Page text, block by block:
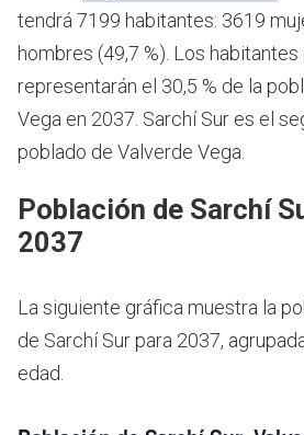
tendrá 7199 habitantes: 3619
hombres (49,7 %). Los habitantes
representarán el 30,5 % de la
Vega en 2037. Sarchí Sur es el
poblado de Valverde Vega.
Población de Sarchí
2037
La siguiente gráfica muestra la
de Sarchí Sur para 2037,
edad.